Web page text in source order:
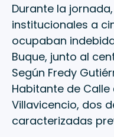
Durante la
institucionales a
ocupaban
Buque, junto al
Según Fredy
Habitante de
Villavicencio, dos
caracterizadas